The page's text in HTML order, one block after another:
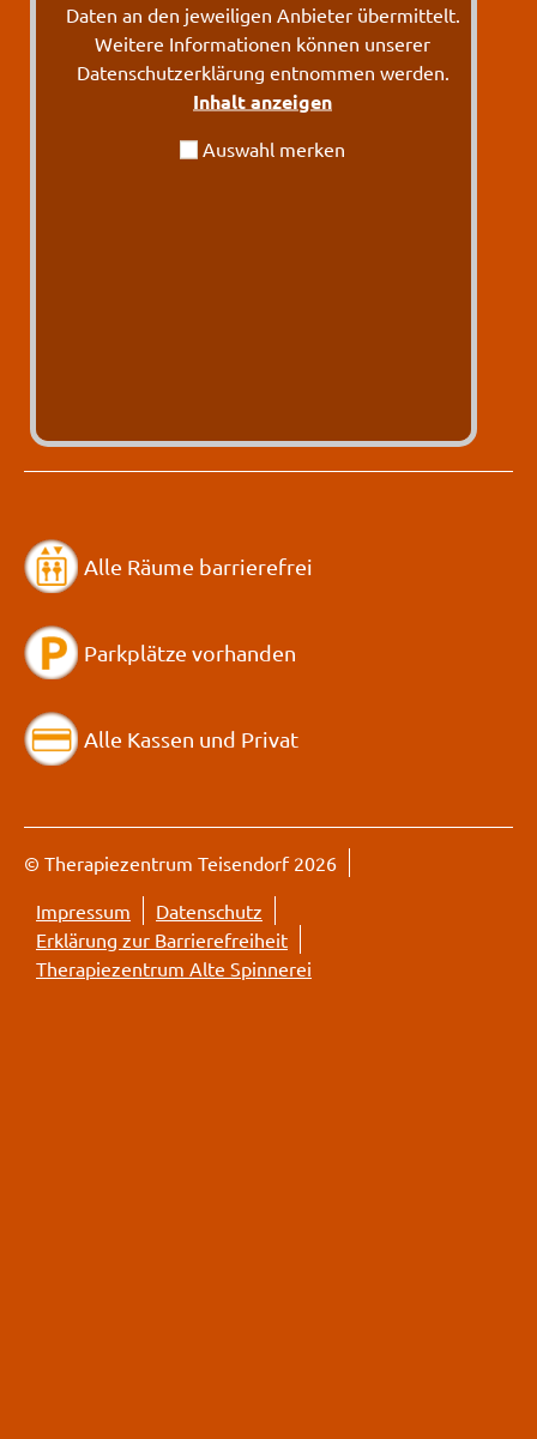
Daten an den jeweiligen Anbieter übermittelt.
Weitere Informationen können unserer
Datenschutzerklärung entnommen werden.
Inhalt anzeigen
Auswahl merken
Alle Räume barrierefrei
Parkplätze vorhanden
Alle Kassen und Privat
© Therapiezentrum Teisendorf 2026
Impressum
Datenschutz
Erklärung zur Barrierefreiheit
Therapiezentrum Alte Spinnerei